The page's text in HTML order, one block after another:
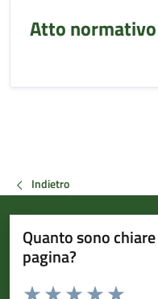
Atto normativo
Indietro
Quanto sono
pagina?
Valuta da 1 a 5 stelle la pagina